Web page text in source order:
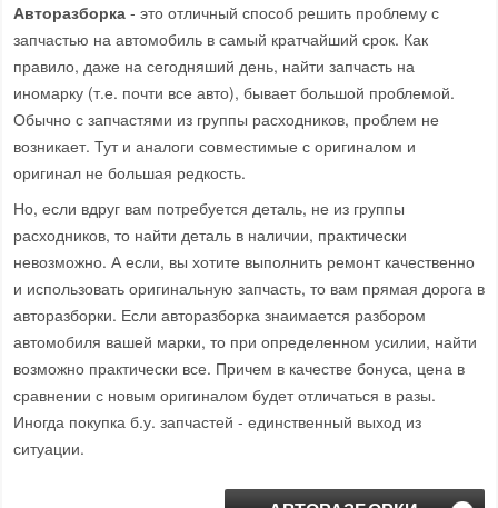
Авторазборка - это отличный способ решить проблему с
запчастью на автомобиль в самый кратчайший срок. Как
правило, даже на сегодняший день, найти запчасть на
иномарку (т.е. почти все авто), бывает большой проблемой.
Обычно с запчастями из группы расходников, проблем не
возникает. Тут и аналоги совместимые с оригиналом и
оригинал не большая редкость.
Но, если вдруг вам потребуется деталь, не из группы
расходников, то найти деталь в наличии, практически
невозможно. А если, вы хотите выполнить ремонт качественно
и использовать оригинальную запчасть, то вам прямая дорога в
авторазборки. Если авторазборка знаимается разбором
автомобиля вашей марки, то при определенном усилии, найти
возможно практически все. Причем в качестве бонуса, цена в
сравнении с новым оригиналом будет отличаться в разы.
Иногда покупка б.у. запчастей - единственный выход из
ситуации.